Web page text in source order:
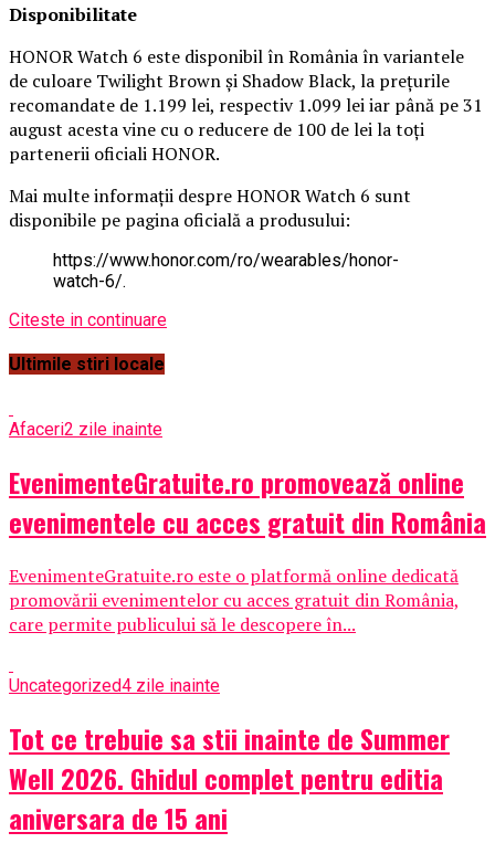
Disponibilitate
HONOR Watch 6 este disponibil în România în variantele
de culoare Twilight Brown și Shadow Black, la prețurile
recomandate de 1.199 lei, respectiv 1.099 lei iar până pe 31
august acesta vine cu o reducere de 100 de lei la toți
partenerii oficiali HONOR.
Mai multe informații despre HONOR Watch 6 sunt
disponibile pe pagina oficială a produsului:
https://www.honor.com/ro/wearables/honor-
watch-6/.
Citeste in continuare
Ultimile stiri locale
Afaceri2 zile inainte
EvenimenteGratuite.ro promovează online
evenimentele cu acces gratuit din România
EvenimenteGratuite.ro este o platformă online dedicată
promovării evenimentelor cu acces gratuit din România,
care permite publicului să le descopere în...
Uncategorized4 zile inainte
Tot ce trebuie sa stii inainte de Summer
Well 2026. Ghidul complet pentru editia
aniversara de 15 ani